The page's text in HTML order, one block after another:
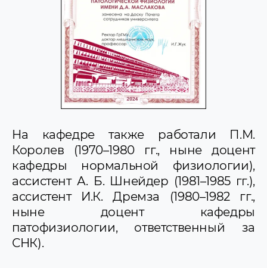
На кафедре также работали П.М.
Королев (1970–1980 гг., ныне доцент
кафедры нормальной физиологии),
ассистент А. Б. Шнейдер (1981–1985 гг.),
ассистент И.К. Дремза (1980–1982 гг.,
ныне доцент кафедры
патофизиологии, ответственный за
СНК).